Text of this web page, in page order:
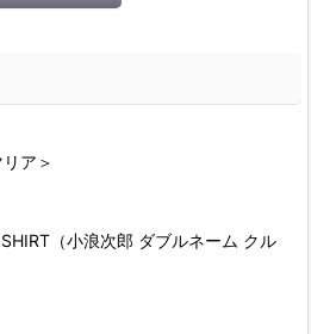
ア＞
（小浪次郎 ダブルネーム クル